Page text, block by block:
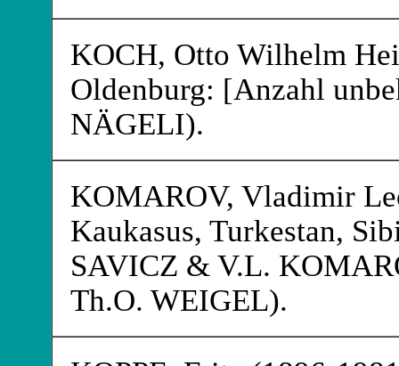
KOCH, Otto Wilhelm
Oldenburg: [Anzahl
NÄGELI).
KOMAROV, Vladimir
Kaukasus, Turkestan,
SAVICZ & V.L.
Th.O. WEIGEL).